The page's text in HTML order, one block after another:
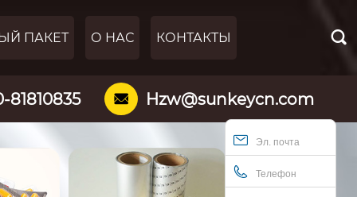
ПАКЕТ О НАС КОНТАКТЫ 
81810835  Hzw@sunkeycn.com
Эл. почта
Телефон